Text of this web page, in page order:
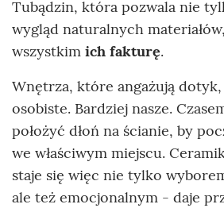
Tubądzin, która pozwala nie
wygląd naturalnych
wszystkim ich fakturę.
Wnętrza, które angażują dotyk,
osobiste. Bardziej nasze.
położyć dłoń na ścianie, by
we właściwym miejscu.
staje się więc nie tylko
ale też emocjonalnym - daje